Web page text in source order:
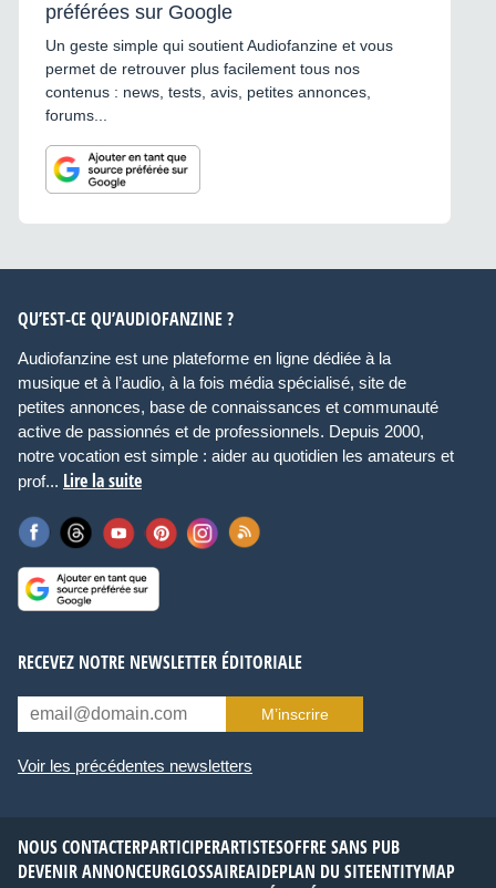
préférées sur Google
Un geste simple qui soutient Audiofanzine et vous
permet de retrouver plus facilement tous nos
contenus : news, tests, avis, petites annonces,
forums...
QU’EST-CE QU’AUDIOFANZINE ?
Audiofanzine est une plateforme en ligne dédiée à la
musique et à l’audio, à la fois média spécialisé, site de
petites annonces, base de connaissances et communauté
active de passionnés et de professionnels. Depuis 2000,
notre vocation est simple : aider au quotidien les amateurs et
prof... Lire la suite
RECEVEZ NOTRE NEWSLETTER ÉDITORIALE
M’inscrire
Voir les précédentes newsletters
NOUS CONTACTERPARTICIPERARTISTESOFFRE SANS PUB
DEVENIR ANNONCEURGLOSSAIREAIDEPLAN DU SITEENTITYMAP